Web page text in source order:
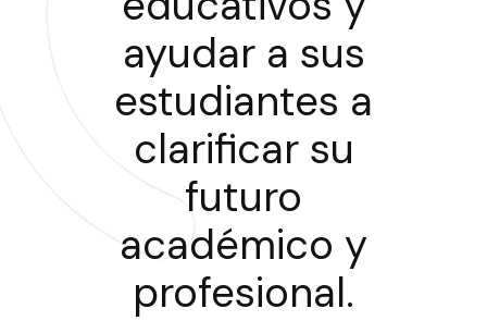
ayudar a sus
estudiantes a
clarificar su
futuro
académico y
profesional.